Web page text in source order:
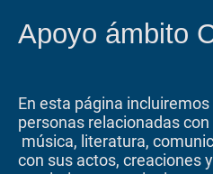
Apoyo ámbito
En esta página
personas relacionadas
música, literatura,
con sus actos, creaciones